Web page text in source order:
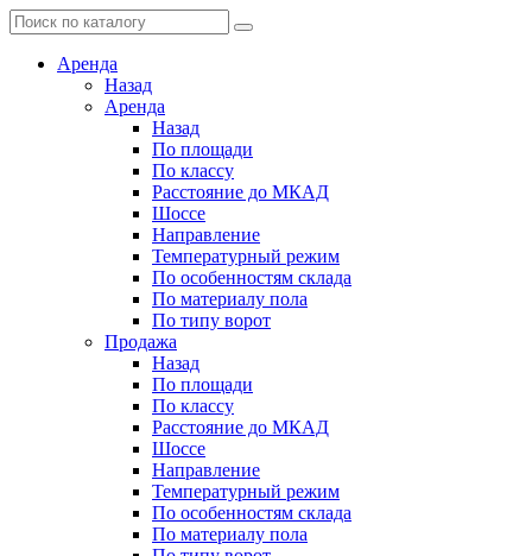
Аренда
Назад
Аренда
Назад
По площади
По классу
Расстояние до МКАД
Шоссе
Направление
Температурный режим
По особенностям склада
По материалу пола
По типу ворот
Продажа
Назад
По площади
По классу
Расстояние до МКАД
Шоссе
Направление
Температурный режим
По особенностям склада
По материалу пола